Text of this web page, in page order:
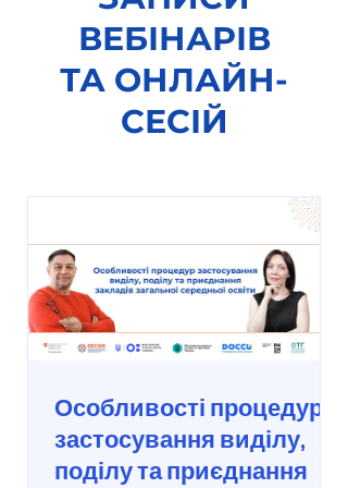
ВЕБІНАРІВ
ТА ОНЛАЙН-
СЕСІЙ
Особливості процедур
застосування виділу,
поділу та приєднання